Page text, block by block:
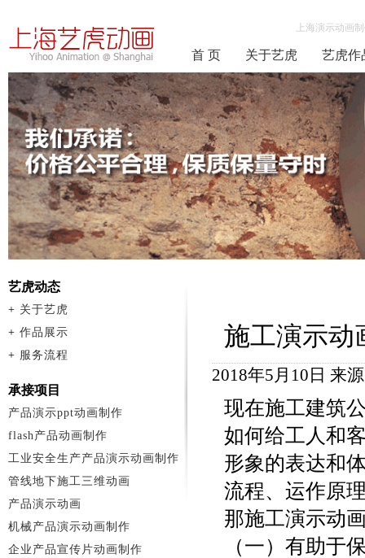
上海演示动画
首 页 关于艺虎 艺虎作
施工演示动
2018年5月10日 来
现在施工建筑
如何给工人和
形象的表达和
流程、运作原
那施工演示动
（一）有助于
艺虎动态
+ 关于艺虎
+ 作品展示
+ 服务流程
承接项目
产品演示ppt动画制作
flash产品动画制作
工业安全生产产品演示动画制作
管线地下施工三维动画
产品演示动画
机械产品演示动画制作
企业产品宣传片动画制作